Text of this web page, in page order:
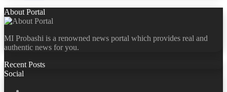
About Portal
MI Probashi is a renowned news portal which provides real and
authentic news for you.
Recent Posts
Social